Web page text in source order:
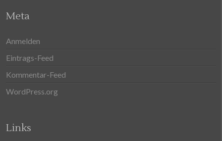
Meta
Anmelden
Eintrags-Feed
Kommentar-Feed
WordPress.org
Links